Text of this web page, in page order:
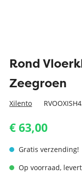
Rond
Zeegroen
Xilento
€ 63,00
Gratis verzending!
Op voorraad,